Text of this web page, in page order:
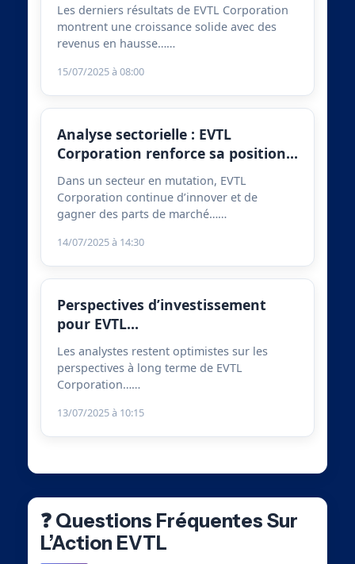
Les derniers résultats de EVTL Corporation
montrent une croissance solide avec des
revenus en hausse……
15/07/2025 à 08:00
Analyse sectorielle : EVTL
Corporation renforce sa position…
Dans un secteur en mutation, EVTL
Corporation continue d’innover et de
gagner des parts de marché……
14/07/2025 à 14:30
Perspectives d’investissement
pour EVTL…
Les analystes restent optimistes sur les
perspectives à long terme de EVTL
Corporation……
13/07/2025 à 10:15
❓ Questions Fréquentes Sur
L’Action EVTL